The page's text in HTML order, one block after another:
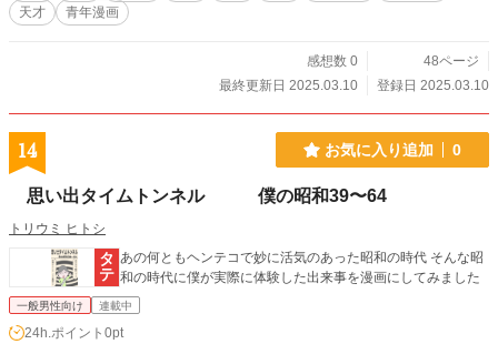
天才
青年漫画
感想数 0
48ページ
最終更新日 2025.03.10
登録日 2025.03.10
14 お気に入り追加 0
思い出タイムトンネル 僕の昭和39〜64
トリウミ ヒトシ
あの何ともヘンテコで妙に活気のあった昭和の時代 そんな昭
和の時代に僕が実際に体験した出来事を漫画にしてみました
一般男性向け 連載中
24h.ポイント 0pt